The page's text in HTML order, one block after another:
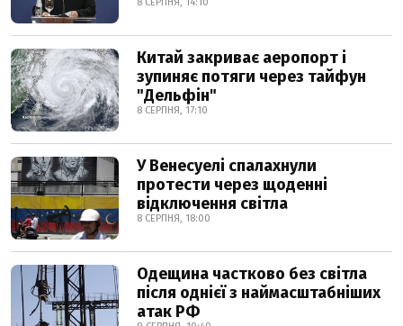
Китай закриває аеропорт і
зупиняє потяги через тайфун
"Дельфін"
8 СЕРПНЯ, 17:10
У Венесуелі спалахнули
протести через щоденні
відключення світла
8 СЕРПНЯ, 18:00
Одещина частково без світла
після однієї з наймасштабніших
атак РФ